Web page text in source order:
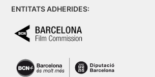
ENTITATS ADHERIDES: